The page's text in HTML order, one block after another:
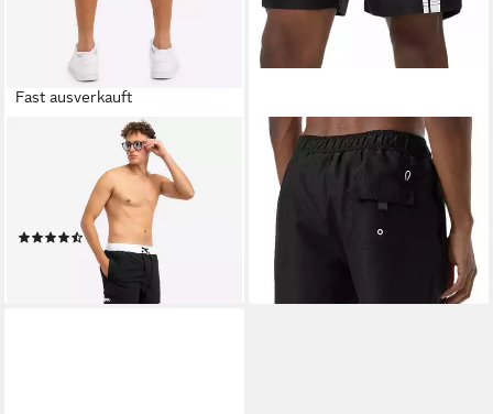
Fast ausverkauft
Shorts THORPE Badehose
für Strand und Pool,
einfarbiges Design
(3)
ab 34,90 €
lieferbar - in 3-4 Werktagen bei dir
LONSDALE
Badehose Lonsdale Badehose
Dalnessie
ab 39,80 €
lieferbar - in 3-4 Werktagen bei dir